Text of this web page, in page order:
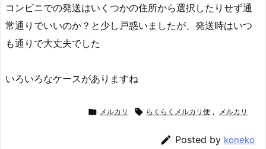
コンビニでの発送はいくつかの住所から選択したりせず通
常通りでいいのか？と少し戸惑いましたが、発送時はいつ
も通りで大丈夫でした
いろいろなケースがありますね
 メルカリ  らくらくメルカリ便 , メルカリ
 Posted by koneko